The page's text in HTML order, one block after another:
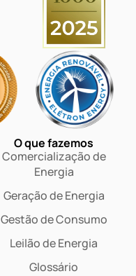
O que fazemos
Comercialização de
Energia
Geração de Energia
Gestão de Consumo
Leilão de Energia
Glossário